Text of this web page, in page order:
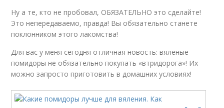
Ну а те, кто не пробовал, ОБЯЗАТЕЛЬНО это сделайте!
Это непередаваемо, правда! Вы обязательно станете
поклонником этого лакомства!
Для вас у меня сегодня отличная новость: вяленые
помидоры не обязательно покупать «втридорога»! Их
можно запросто приготовить в домашних условиях!